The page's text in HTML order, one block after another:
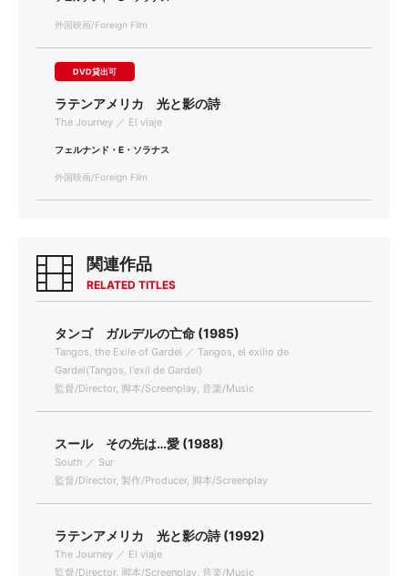
外国映画/Foreign Film
DVD貸出可
ラテンアメリカ 光と影の詩
The Journey ／ El viaje
フェルナンド・E・ソラナス
外国映画/Foreign Film
関連作品
RELATED TITLES
タンゴ ガルデルの亡命 (1985)
Tangos, the Exile of Gardel ／ Tangos, el exilio de
Gardel(Tangos, l'exil de Gardel)
監督/Director, 脚本/Screenplay, 音楽/Music
スール その先は…愛 (1988)
South ／ Sur
監督/Director, 製作/Producer, 脚本/Screenplay
ラテンアメリカ 光と影の詩 (1992)
The Journey ／ El viaje
監督/Director, 脚本/Screenplay, 音楽/Music